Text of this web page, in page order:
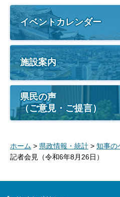
イベントカレンダー
施設案内
県民の声
（ご意見・ご提言）
ホーム > 県政情報・統計 > 知事の
記者会見（令和6年8月26日）